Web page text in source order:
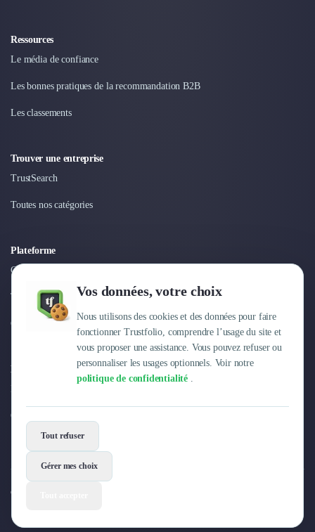
Vos données, votre choix
Nous utilisons des cookies et des données pour faire
fonctionner Trustfolio, comprendre l’usage du site et
vous proposer une assistance. Vous pouvez refuser ou
personnaliser les usages optionnels. Voir notre
politique de confidentialité .
Tout refuser
Gérer mes choix
Ressources
Le média de confiance
Les bonnes pratiques de la recommandation B2B
Les classements
Trouver une entreprise
TrustSearch
Toutes nos catégories
Plateforme
Connexion
Tarifs
Centre d'aide
Entreprise
Pourquoi Trustfolio ?
Offres d'emploi
© 2026 Trustfolio. Tous droits réservés.